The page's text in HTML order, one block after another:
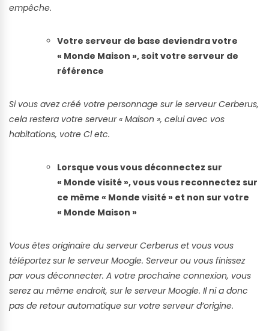
empêche.
Votre serveur de base deviendra votre
« Monde Maison », soit votre serveur de
référence
Si vous avez créé votre personnage sur le serveur Cerberus,
cela restera votre serveur « Maison », celui avec vos
habitations, votre Cl etc.
Lorsque vous vous déconnectez sur
« Monde visité », vous vous reconnectez sur
ce même « Monde visité » et non sur votre
« Monde Maison »
Vous êtes originaire du serveur Cerberus et vous vous
téléportez sur le serveur Moogle. Serveur ou vous finissez
par vous déconnecter. A votre prochaine connexion, vous
serez au même endroit, sur le serveur Moogle. Il ni a donc
pas de retour automatique sur votre serveur d’origine.